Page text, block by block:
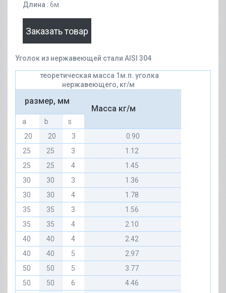
Длина : 6м
Заказать товар
Уголок из нержавеющей стали AISI 304
теоретическая масса 1м.п. уголка
нержавеющего, кг/м
размер, мм
Масса кг/м
а b
s
20
20 3
0.90
25
25 3
1.12
25
25 4
1.45
30
30 3
1.36
30
30 4
1.78
35
35 3
1.56
35
35 4
2.10
40
40 4
2.42
40
40 5
2.97
50
50 5
3.77
50
50 6
4.46